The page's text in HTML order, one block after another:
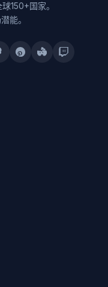
150+国家。
能。